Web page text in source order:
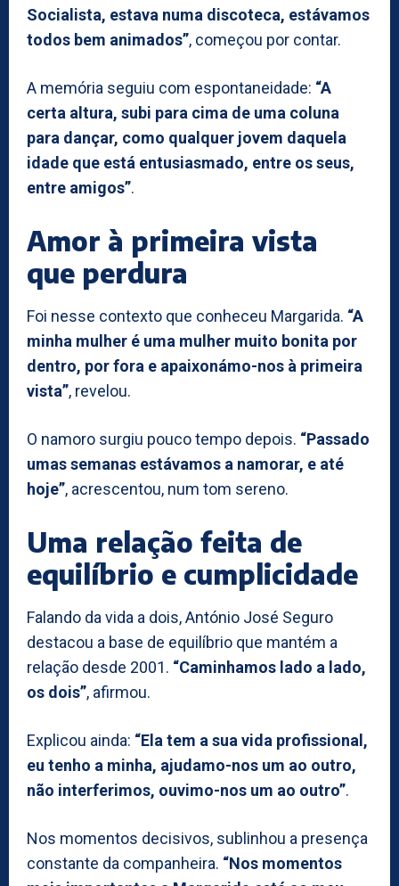
Socialista, estava numa discoteca, estávamos
todos bem animados”, começou por contar.
A memória seguiu com espontaneidade: “A
certa altura, subi para cima de uma coluna
para dançar, como qualquer jovem daquela
idade que está entusiasmado, entre os seus,
entre amigos”.
Amor à primeira vista
que perdura
Foi nesse contexto que conheceu Margarida. “A
minha mulher é uma mulher muito bonita por
dentro, por fora e apaixonámo-nos à primeira
vista”, revelou.
O namoro surgiu pouco tempo depois. “Passado
umas semanas estávamos a namorar, e até
hoje”, acrescentou, num tom sereno.
Uma relação feita de
equilíbrio e cumplicidade
Falando da vida a dois, António José Seguro
destacou a base de equilíbrio que mantém a
relação desde 2001. “Caminhamos lado a lado,
os dois”, afirmou.
Explicou ainda: “Ela tem a sua vida profissional,
eu tenho a minha, ajudamo-nos um ao outro,
não interferimos, ouvimo-nos um ao outro”.
Nos momentos decisivos, sublinhou a presença
constante da companheira. “Nos momentos